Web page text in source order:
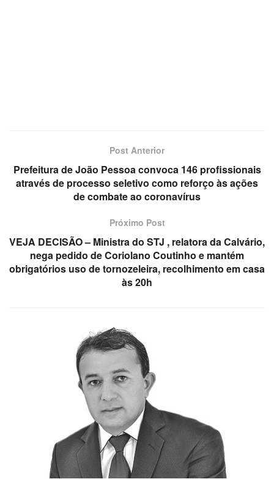
Post Anterior
Prefeitura de João Pessoa convoca 146 profissionais
através de processo seletivo como reforço às ações
de combate ao coronavírus
Próximo Post
VEJA DECISÃO – Ministra do STJ , relatora da Calvário,
nega pedido de Coriolano Coutinho e mantém
obrigatórios uso de tornozeleira, recolhimento em casa
às 20h